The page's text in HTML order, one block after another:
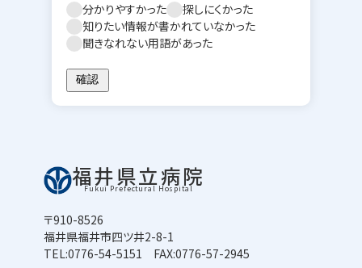
分かりやすかった
探しにくかった
知りたい情報が書かれていなかった
聞きなれない用語があった
福井県立病院
Fukui Prefectural Hospital
〒910-8526
福井県福井市四ツ井2-8-1
TEL:0776-54-5151 FAX:0776-57-2945